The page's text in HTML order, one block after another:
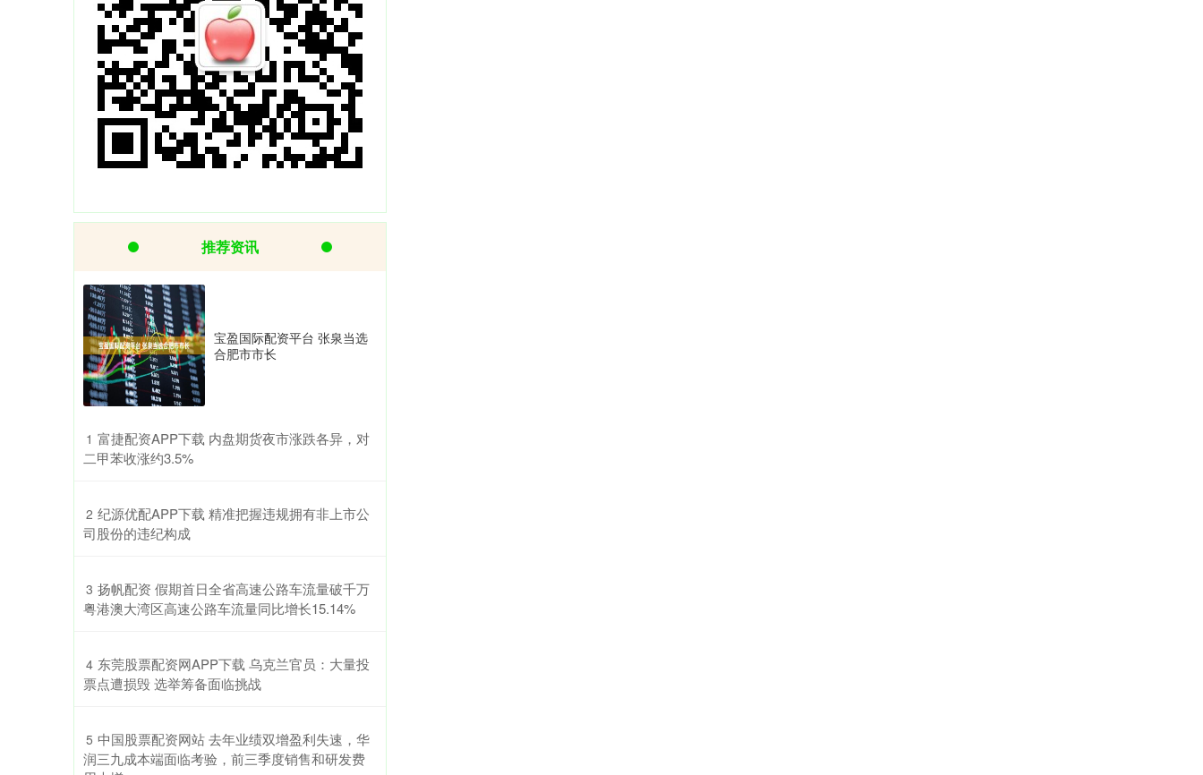
推荐资讯
宝盈国际配资平台 张泉当选
合肥市市长
1 ​富捷配资APP下载 内盘期货夜市涨跌各异，对
二甲苯收涨约3.5%
2 ​纪源优配APP下载 精准把握违规拥有非上市公
司股份的违纪构成
3 ​扬帆配资 假期首日全省高速公路车流量破千万
粤港澳大湾区高速公路车流量同比增长15.14%
4 ​东莞股票配资网APP下载 乌克兰官员：大量投
票点遭损毁 选举筹备面临挑战
5 ​中国股票配资网站 去年业绩双增盈利失速，华
润三九成本端面临考验，前三季度销售和研发费